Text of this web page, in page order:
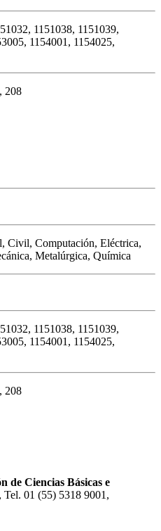
1151038, 1151039,
1154001, 1154025,
208
Civil, Computación, Eléctrica,
Metalúrgica, Química
1151038, 1151039,
1154001, 1154025,
208
de Ciencias Básicas e
01 (55) 5318 9001,